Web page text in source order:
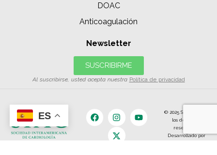
DOAC
Anticoagulación
Newsletter
SUSCRIBIRME
Al suscribirse, usted acepta nuestra Política de privacidad
© 2025 SIAC | Todos
los derechos
reservados.
Desarrollado por
ES